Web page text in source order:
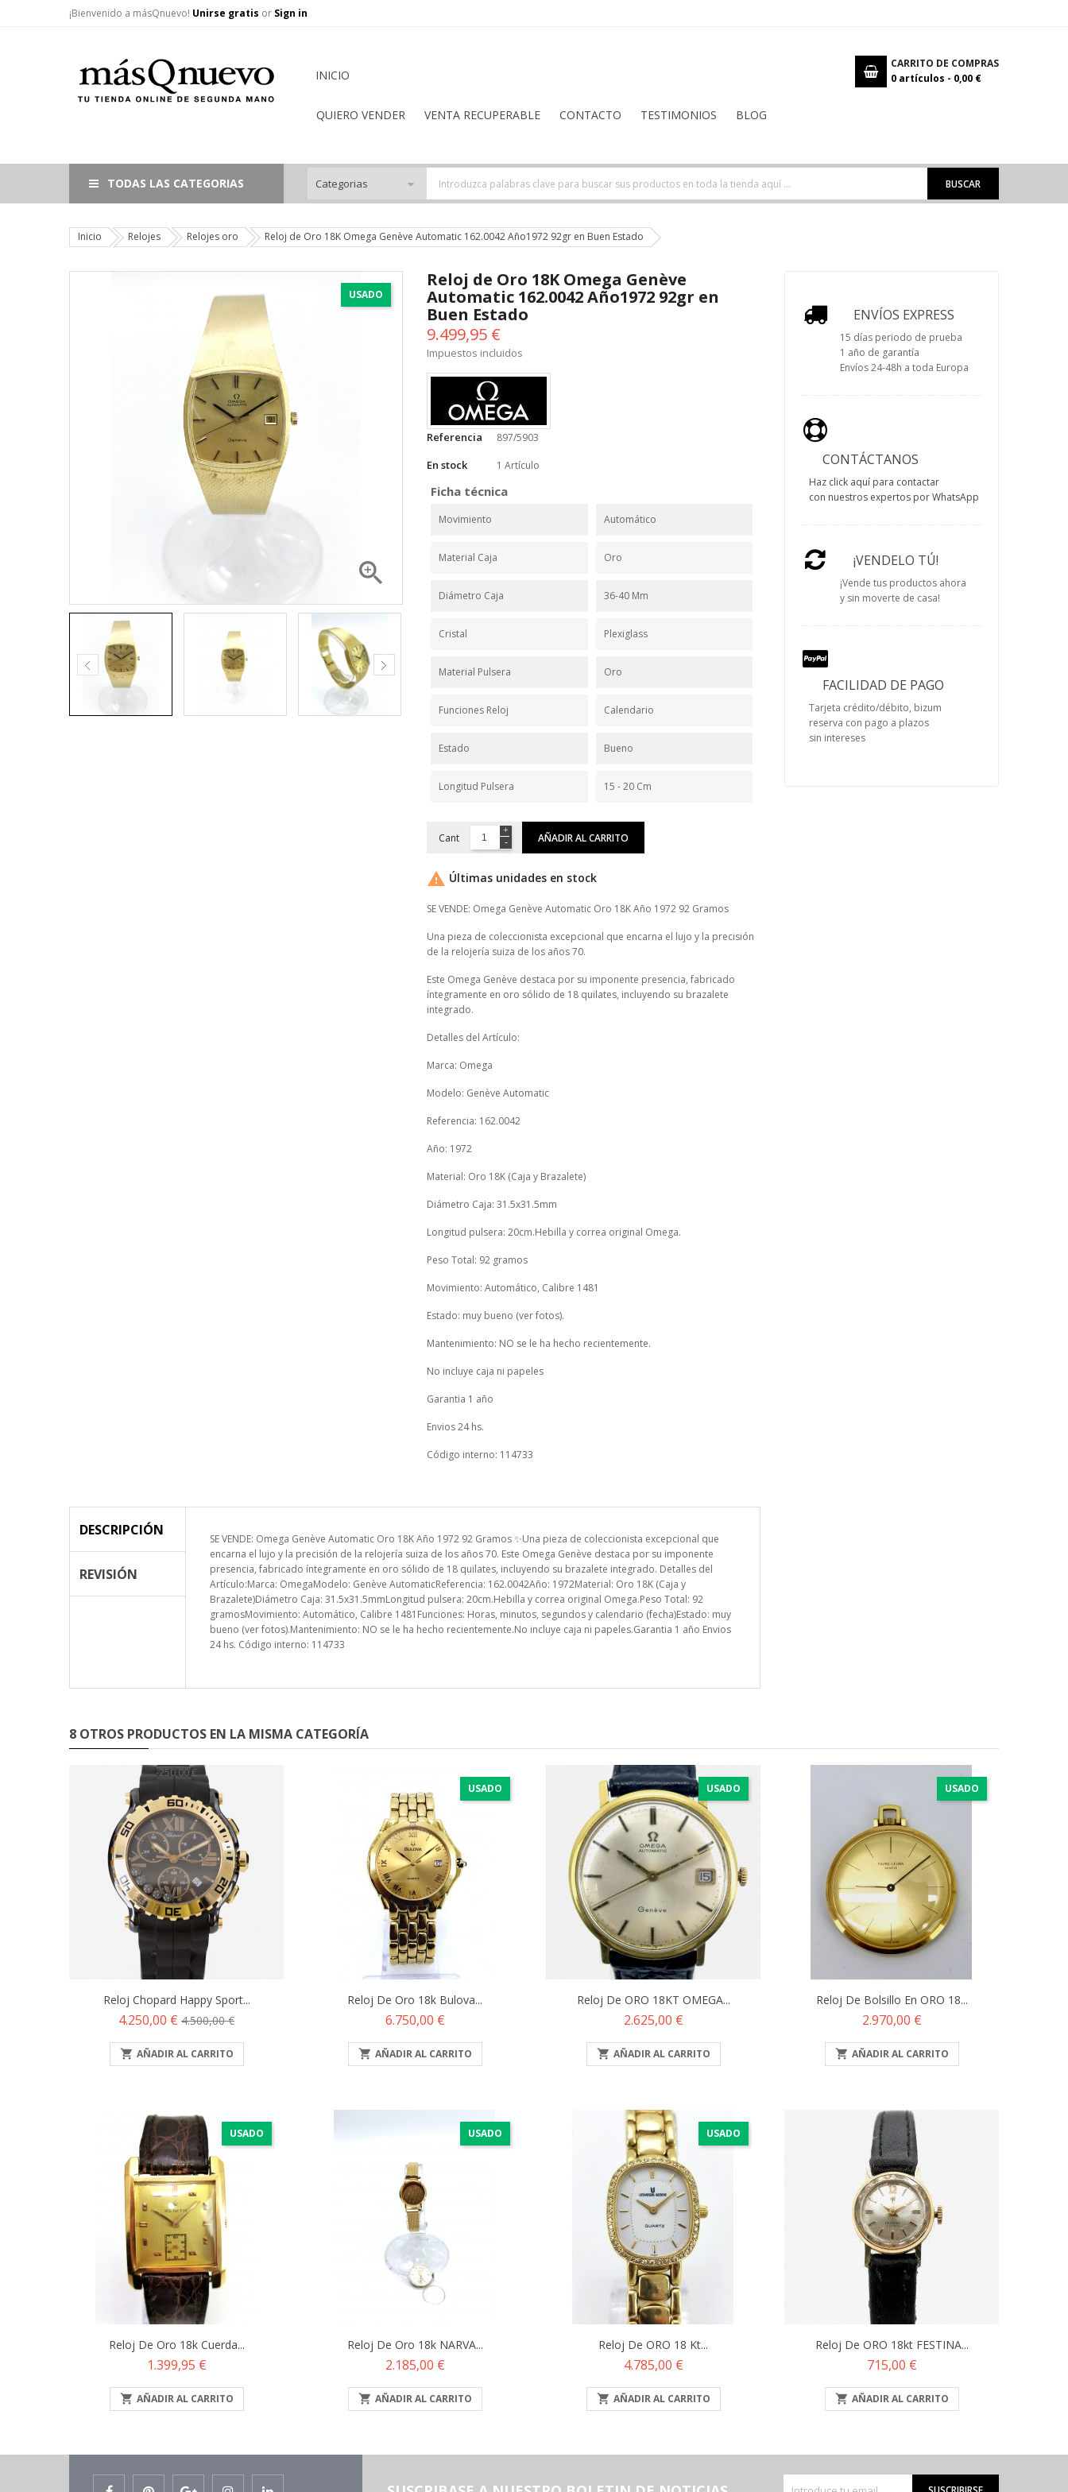
¡Bienvenido a másQnuevo! Unirse gratis or Sign in
INICIO
QUIERO VENDER VENTA RECUPERABLE CONTACTO TESTIMONIOS BLOG
CARRITO DE COMPRAS
0 artículos - 0,00 €
BUSCAR
TODAS LAS CATEGORIAS
Inicio Relojes Relojes oro Reloj de Oro 18K Omega Genève Automatic 162.0042 Año1972 92gr en Buen Estado
USADO

Reloj de Oro 18K Omega Genève
Automatic 162.0042 Año1972 92gr en
Buen Estado
9.499,95 €
Impuestos incluidos
Referencia 897/5903
En stock 1 Artículo
Ficha técnica
Movimiento Automático
Material Caja Oro
Diámetro Caja 36-40 Mm
Cristal Plexiglass
Material Pulsera Oro
Funciones Reloj Calendario
Estado Bueno
Longitud Pulsera 15 - 20 Cm
Cant AÑADIR AL CARRITO
 Últimas unidades en stock
SE VENDE: Omega Genève Automatic Oro 18K Año 1972 92 Gramos
Una pieza de coleccionista excepcional que encarna el lujo y la precisión
de la relojería suiza de los años 70.
Este Omega Genève destaca por su imponente presencia, fabricado
íntegramente en oro sólido de 18 quilates, incluyendo su brazalete
integrado.
Detalles del Artículo:
Marca: Omega
Modelo: Genève Automatic
Referencia: 162.0042
Año: 1972
Material: Oro 18K (Caja y Brazalete)
Diámetro Caja: 31.5x31.5mm
Longitud pulsera: 20cm.Hebilla y correa original Omega.
Peso Total: 92 gramos
Movimiento: Automático, Calibre 1481
Estado: muy bueno (ver fotos).
Mantenimiento: NO se le ha hecho recientemente.
No incluye caja ni papeles
Garantia 1 año
Envios 24 hs.
Código interno: 114733
DESCRIPCIÓN
REVISIÓN
SE VENDE: Omega Genève Automatic Oro 18K Año 1972 92 Gramos ✨Una pieza de coleccionista excepcional que
encarna el lujo y la precisión de la relojería suiza de los años 70. Este Omega Genève destaca por su imponente
presencia, fabricado íntegramente en oro sólido de 18 quilates, incluyendo su brazalete integrado. Detalles del
Artículo:Marca: OmegaModelo: Genève AutomaticReferencia: 162.0042Año: 1972Material: Oro 18K (Caja y
Brazalete)Diámetro Caja: 31.5x31.5mmLongitud pulsera: 20cm.Hebilla y correa original Omega.Peso Total: 92
gramosMovimiento: Automático, Calibre 1481Funciones: Horas, minutos, segundos y calendario (fecha)Estado: muy
bueno (ver fotos).Mantenimiento: NO se le ha hecho recientemente.No incluye caja ni papeles.Garantia 1 año Envios
24 hs. Código interno: 114733
ENVÍOS EXPRESS
15 días periodo de prueba
1 año de garantía
Envíos 24-48h a toda Europa
CONTÁCTANOS
Haz click aquí para contactar
con nuestros expertos por WhatsApp
¡VENDELO TÚ!
¡Vende tus productos ahora
y sin moverte de casa!
FACILIDAD DE PAGO
Tarjeta crédito/débito, bizum
reserva con pago a plazos
sin intereses
8 OTROS PRODUCTOS EN LA MISMA CATEGORÍA
-250,00 €
Reloj Chopard Happy Sport...
Precio
4.250,00 € Precio
base
4.500,00 €
 AÑADIR AL CARRITO
USADO
Reloj De Oro 18k Bulova...
Precio
6.750,00 €
 AÑADIR AL CARRITO
USADO
Reloj De ORO 18KT OMEGA...
Precio
2.625,00 €
 AÑADIR AL CARRITO
USADO
Reloj De Bolsillo En ORO 18...
Precio
2.970,00 €
 AÑADIR AL CARRITO
USADO
Reloj De Oro 18k Cuerda...
Precio
1.399,95 €
 AÑADIR AL CARRITO
USADO
Reloj De Oro 18k NARVA...
Precio
2.185,00 €
 AÑADIR AL CARRITO
USADO
Reloj De ORO 18 Kt...
Precio
4.785,00 €
 AÑADIR AL CARRITO
Reloj De ORO 18kt FESTINA...
Precio
715,00 €
 AÑADIR AL CARRITO